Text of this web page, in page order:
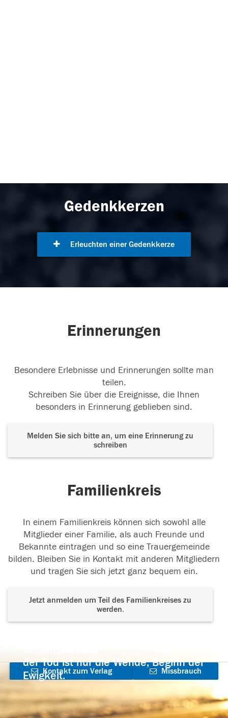
Gedenkkerzen
Erleuchten einer Gedenkkerze
Erinnerungen
Besondere Erlebnisse und Erinnerungen sollte man
teilen.
Schreiben Sie über die Ereignisse, die Ihnen
besonders in Erinnerung geblieben sind.
Melden Sie sich bitte an, um eine Erinnerung zu
schreiben
Familienkreis
In einem Familienkreis können sich sowohl alle
Mitglieder einer Familie, als auch Freunde und
Bekannte eintragen und so eine Trauergemeinde
bilden. Bleiben Sie in Kontakt mit anderen Mitgliedern
und tragen Sie sich jetzt ganz bequem ein.
Jetzt anmelden um Teil des Familienkreises zu
werden.
der Tod ist nur die Wende, Beginn der
Ewigkeit.
Kontakt zum Verlag
aufnehmen
Missbrauch